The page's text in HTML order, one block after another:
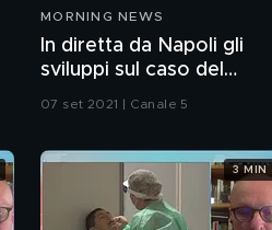
MORNING NEWS
In diretta da Napoli gli
sviluppi sul caso del
tabaccaio
07 set 2021 | Canale 5
3 MIN